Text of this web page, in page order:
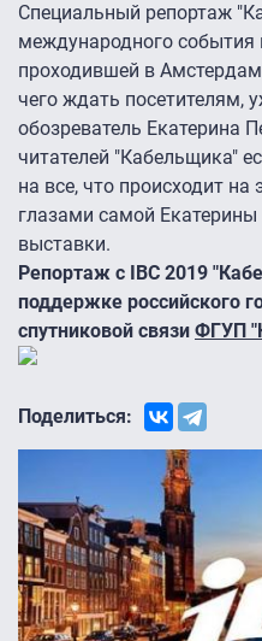
Специальный репортаж
международного события
проходившей в
чего ждать посетителям,
обозреватель Екатерина
читателей "Кабельщика"
на все, что происходит
глазами самой Екатерины
выставки.
Репортаж c IBC 2019
поддержке российского
спутниковой связи ФГУП
Поделиться: